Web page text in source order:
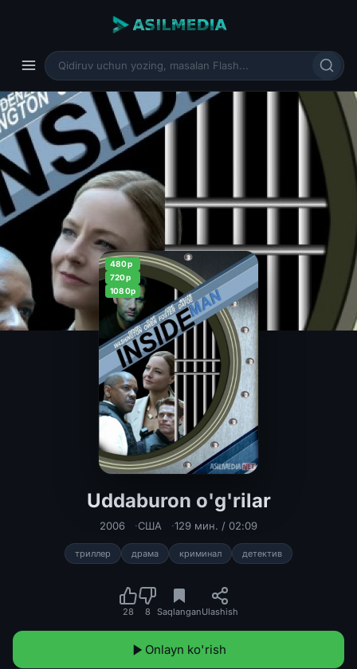
480p
720p
1080p
Uddaburon o'g'rilar
Uddaburon o'g'rilar Uzbek tilida
2006 США 129 мин. / 02:09
триллер драма криминал детектив
28 8 SaqlanganUlashish
Onlayn ko'rish